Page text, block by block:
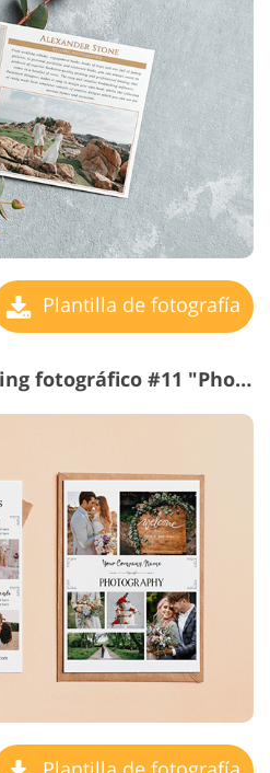
Plantilla de fotografía
Plantillas de marketing fotográfico #11 "Photography Flyer"